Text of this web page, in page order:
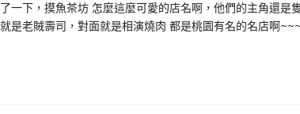
一下，摸魚茶坊 怎麼這麼可愛的店名啊，他們的主角還是
是老賊壽司，對面就是相演燒肉 都是桃園有名的名店啊